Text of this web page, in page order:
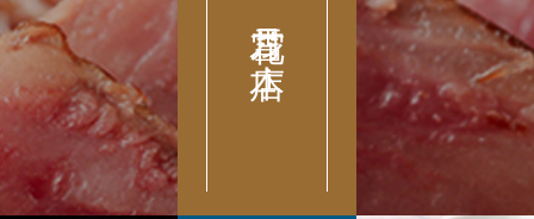
雪月花 本店